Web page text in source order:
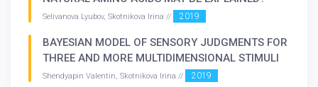
Selivanova Lyubov, Skotnikova Irina // 2019
BAYESIAN MODEL OF SENSORY JUDGMENTS FOR
THREE AND MORE MULTIDIMENSIONAL STIMULI
Shendyapin Valentin, Skotnikova Irina // 2019